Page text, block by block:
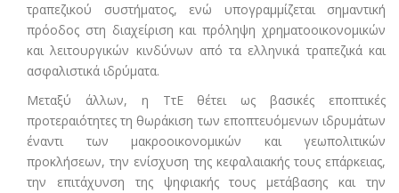
τραπεζικού συστήματος, ενώ υπογραμμίζεται σημαντική
πρόοδος στη διαχείριση και πρόληψη χρηματοοικονομικών
και λειτουργικών κινδύνων από τα ελληνικά τραπεζικά και
ασφαλιστικά ιδρύματα.
Μεταξύ άλλων, η ΤτΕ θέτει ως βασικές εποπτικές
προτεραιότητες τη θωράκιση των εποπτευόμενων ιδρυμάτων
έναντι των μακροοικονομικών και γεωπολιτικών
προκλήσεων, την ενίσχυση της κεφαλαιακής τους επάρκειας,
την επιτάχυνση της ψηφιακής τους μετάβασης και την